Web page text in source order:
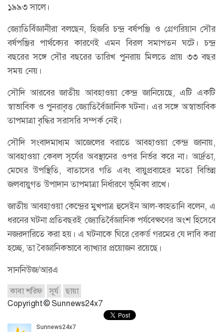
১৯৯৩ সালে।
জ্যোতির্বিজ্ঞানীরা বলছেন, হিজরি চন্দ্র বর্ষপঞ্জি ও গ্রেগরিয়ান সৌর
বর্ষপঞ্জির পার্থক্যের কারণেই এমন বিরল সমাপতন ঘটে। চন্দ্র
বছরের সঙ্গে সৌর বছরের তারিখ পুনরায় মিলতে প্রায় ৩৩ বছর
সময় নেয়।
সৌদি আরবের জাতীয় আবহাওয়া কেন্দ্র জানিয়েছে, এটি একটি
স্বাভাবিক ও পুনরাবৃত্ত জ্যোতির্বৈজ্ঞানিক ঘটনা। এর সঙ্গে অস্বাভাবিক
তাপমাত্রা বৃদ্ধির সরাসরি সম্পর্ক নেই।
সৌদি সংবাদমাধ্যম আজেলের বরাতে আবহাওয়া কেন্দ্র জানায়,
আবহাওয়া কেবল সূর্যের অবস্থানের ওপর নির্ভর করে না। আর্দ্রতা,
মেঘের উপস্থিতি, বাতাসের গতি এবং বায়ুপ্রবাহের মতো বিভিন্ন
জলবায়ুগত উপাদান তাপমাত্রা নির্ধারণে ভূমিকা রাখে।
জাতীয় আবহাওয়া কেন্দ্রের মুখপাত্র হুসেইন আল-কাহতানি বলেন, এ
ধরনের ঘটনা প্রতিবছরই জ্যোতির্বৈজ্ঞানিক পর্যবেক্ষণের অংশ হিসেবে
নজরদারিতে করা হয়। এ ঘটনাকে ঘিরে রেকর্ড গরমের যে দাবি করা
হচ্ছে, তা বৈজ্ঞানিকভাবে ব্যাখ্যার প্রয়োজন রয়েছে।
সাননিউজ/আরএ
কাবা শরিফ সূর্য
ছায়া
Copyright © Sunnews24x7